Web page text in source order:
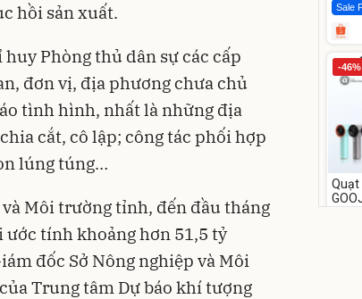
hồi sản xuất.
Phòng thủ dân sự các cấp
đơn vị, địa phương chưa chủ
tình hình, nhất là những địa
cắt, cô lập; công tác phối hợp
lúng túng…
Môi trường tỉnh, đến đầu tháng
tính khoảng hơn 51,5 tỷ
đốc Sở Nông nghiệp và Môi
Trung tâm Dự báo khí tượng
Sale
-46%
Quạt